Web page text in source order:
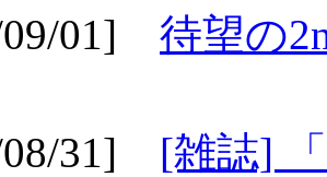
09/01] 待望の
08/31] [雑誌]